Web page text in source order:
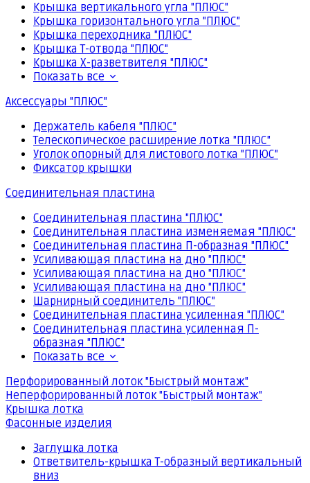
Крышка вертикального угла "ПЛЮС"
Крышка горизонтального угла "ПЛЮС"
Крышка переходника "ПЛЮС"
Крышка Т-отвода "ПЛЮС"
Крышка Х-разветвителя "ПЛЮС"
Показать все
Аксессуары "ПЛЮС"
Держатель кабеля "ПЛЮС"
Телескопическое расширение лотка "ПЛЮС"
Уголок опорный для листового лотка "ПЛЮС"
Фиксатор крышки
Соединительная пластина
Соединительная пластина "ПЛЮС"
Соединительная пластина изменяемая "ПЛЮС"
Соединительная пластина П-образная "ПЛЮС"
Усиливающая пластина на дно "ПЛЮС"
Усиливающая пластина на дно "ПЛЮС"
Усиливающая пластина на дно "ПЛЮС"
Шарнирный соединитель "ПЛЮС"
Соединительная пластина усиленная "ПЛЮС"
Соединительная пластина усиленная П-
образная "ПЛЮС"
Показать все
Перфорированный лоток "Быстрый монтаж"
Неперфорированный лоток "Быстрый монтаж"
Крышка лотка
Фасонные изделия
Заглушка лотка
Ответвитель-крышка Т-образный вертикальный
вниз